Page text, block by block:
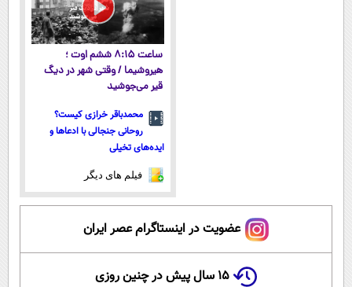
ساعت ۸:۱۵ ششم اوت ؛
هیروشیما / وقتی شهر در دیگ
قیر می‌جوشید
محمدباقر خرازی کیست؟
روحانی جنجالی با ادعاها و
ایده‌های تخیلی
فیلم های دیگر
عضویت در اینستاگرام عصر ایران
۱۵ سال پیش در چنین روزی